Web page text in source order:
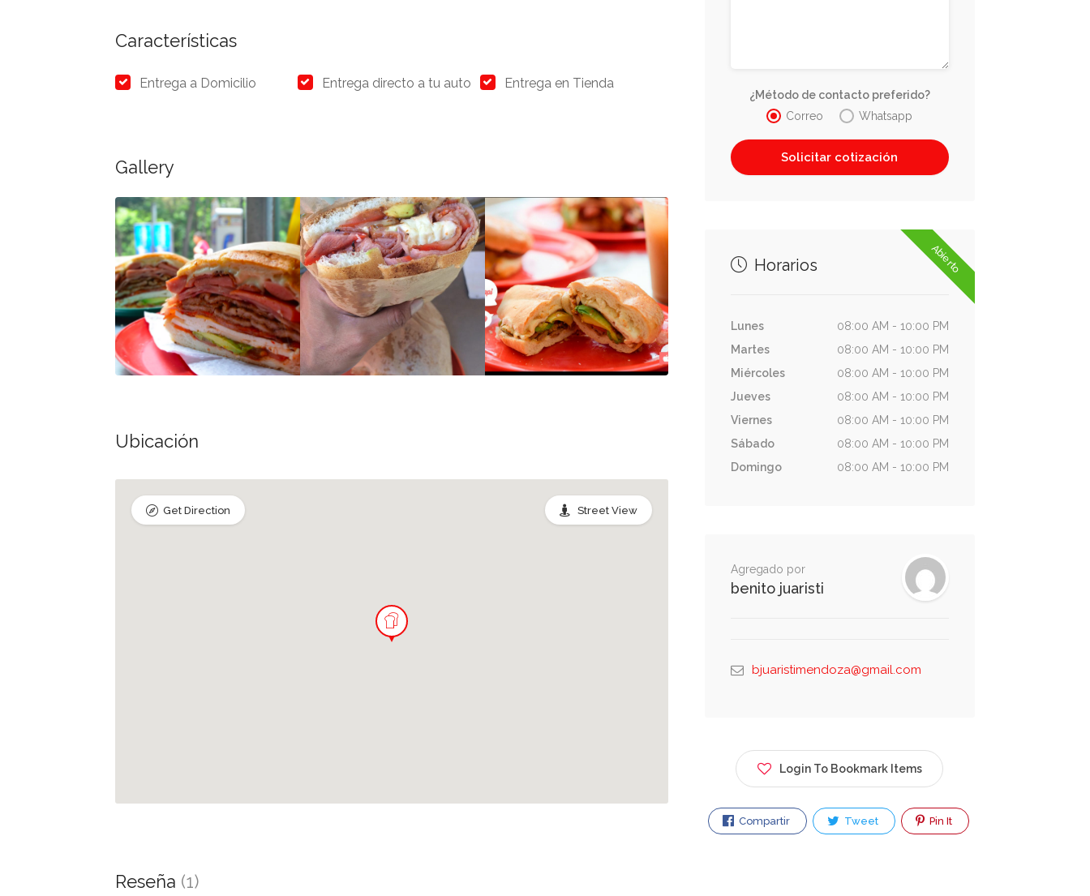
Características
Entrega a Domicilio Entrega directo a tu auto Entrega en Tienda
Gallery
Ubicación
Street View
Get Direction
Reseña (1)
¿Método de contacto preferido?
Correo
Whatsapp
Abierto
Horarios
Lunes
08:00 AM - 10:00 PM
Martes
08:00 AM - 10:00 PM
Miércoles
08:00 AM - 10:00 PM
Jueves
08:00 AM - 10:00 PM
Viernes
08:00 AM - 10:00 PM
Sábado
08:00 AM - 10:00 PM
Domingo
08:00 AM - 10:00 PM
Agregado por
benito juaristi
bjuaristimendoza@gmail.com
Login To Bookmark Items
Compartir Tweet Pin It